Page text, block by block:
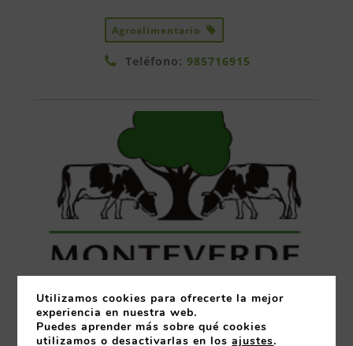
Agroalimentario
Teléfono: 985716915
Dirección: Calle Peña Redonda,
40, Silvota, Asturias,Asturias
33192
Utilizamos cookies para ofrecerte la mejor
experiencia en nuestra web.
Puedes aprender más sobre qué cookies
utilizamos o desactivarlas en losajustes.